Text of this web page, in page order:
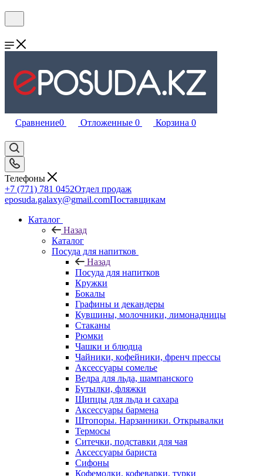
Сравнение0 Отложенные 0 Корзина 0
Телефоны
+7 (771) 781 0452Отдел продаж
eposuda.galaxy@gmail.comПоставщикам
Каталог
Назад
Каталог
Посуда для напитков
Назад
Посуда для напитков
Кружки
Бокалы
Графины и декандеры
Кувшины, молочники, лимонадницы
Стаканы
Рюмки
Чашки и блюдца
Чайники, кофейники, френч прессы
Аксессуары сомелье
Ведра для льда, шампанского
Бутылки, фляжки
Щипцы для льда и сахара
Аксессуары бармена
Штопоры. Нарзанники. Открывалки
Термосы
Ситечки, подставки для чая
Аксессуары бариста
Сифоны
Кофемолки, кофеварки, турки